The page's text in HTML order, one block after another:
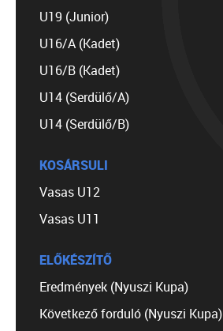
U19 (Junior)
U16/A (Kadet)
U16/B (Kadet)
U14 (Serdülő/A)
U14 (Serdülő/B)
KOSÁRSULI
Vasas U12
Vasas U11
ELŐKÉSZÍTŐ
Eredmények (Nyuszi Kupa)
Következő forduló (Nyuszi Kupa)